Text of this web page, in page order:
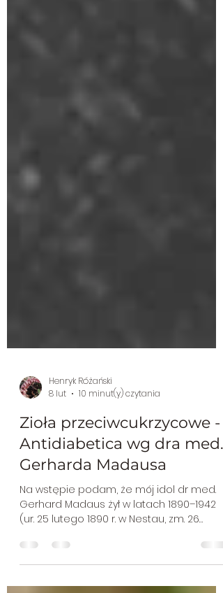
Henryk Różański
8 lut
10 minut(y) czytania
Zioła przeciwcukrzycowe -
Antidiabetica wg dra med.
Gerharda Madausa
Na wstępie podam, że mój idol dr med.
(ur. 25 lutego 1890 r. w Nestau, zm. 26
lutego 1942 r. w Dreźnie). Jego